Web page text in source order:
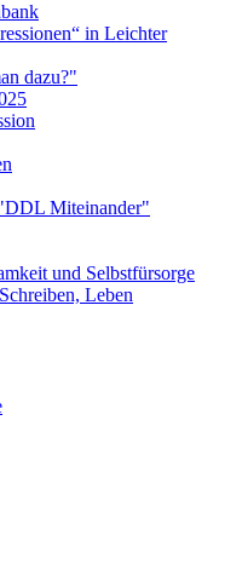
in Leichter
dazu?"
Miteinander"
und Selbstfürsorge
Leben